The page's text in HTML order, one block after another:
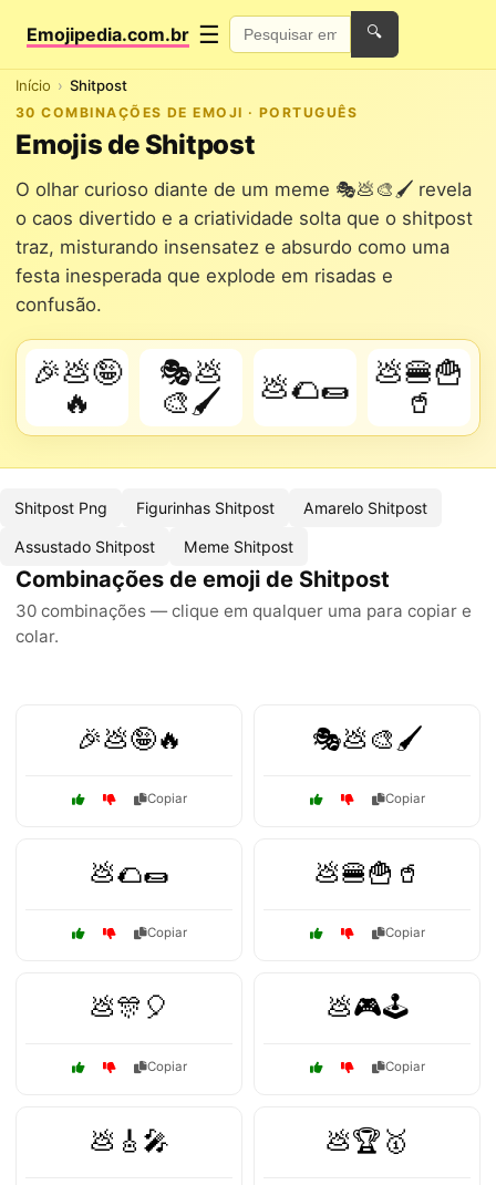
Emojipedia.com.br ☰ 🔍
Início Shitpost
30 COMBINAÇÕES DE EMOJI · PORTUGUÊS
Emojis de Shitpost
O olhar curioso diante de um meme 🎭💩🎨🖌️ revela
o caos divertido e a criatividade solta que o shitpost
traz, misturando insensatez e absurdo como uma
festa inesperada que explode em risadas e
confusão.
🎉💩🤪
🔥
🎭💩
🎨🖌️
💩🌮🌯
💩🍔🍟
🥤
Shitpost Png Figurinhas Shitpost Amarelo Shitpost
Assustado Shitpost Meme Shitpost
Combinações de emoji de Shitpost
30 combinações — clique em qualquer uma para copiar e
colar.
🎉💩🤪🔥
Copiar
🎭💩🎨🖌️
Copiar
💩🌮🌯
Copiar
💩🍔🍟🥤
Copiar
💩🎊🎈
Copiar
💩🎮🕹️
Copiar
💩🎸🎤 💩🏆🥇